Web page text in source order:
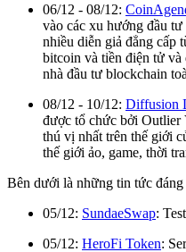
06/12 - 08/12:
vào các xu hướng đầu
nhiều diễn giả đẳng cấp
bitcoin và tiền điện tử và
nhà đầu tư blockchain
08/12 - 10/12: Diffusion
được tổ chức bởi Outlier
thú vị nhất trên thế giới
thế giới ảo, game, thời
Bên dưới là những tin tức
05/12: SundaeSwap:
05/12: HeroFi Token: